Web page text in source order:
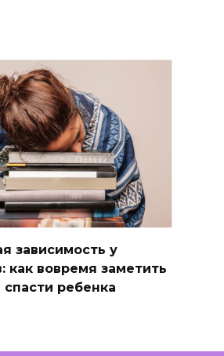
зависимость у
как вовремя заметить
ребенка